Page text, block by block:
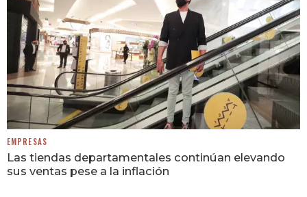
EMPRESAS
Las tiendas departamentales continúan elevando
sus ventas pese a la inflación